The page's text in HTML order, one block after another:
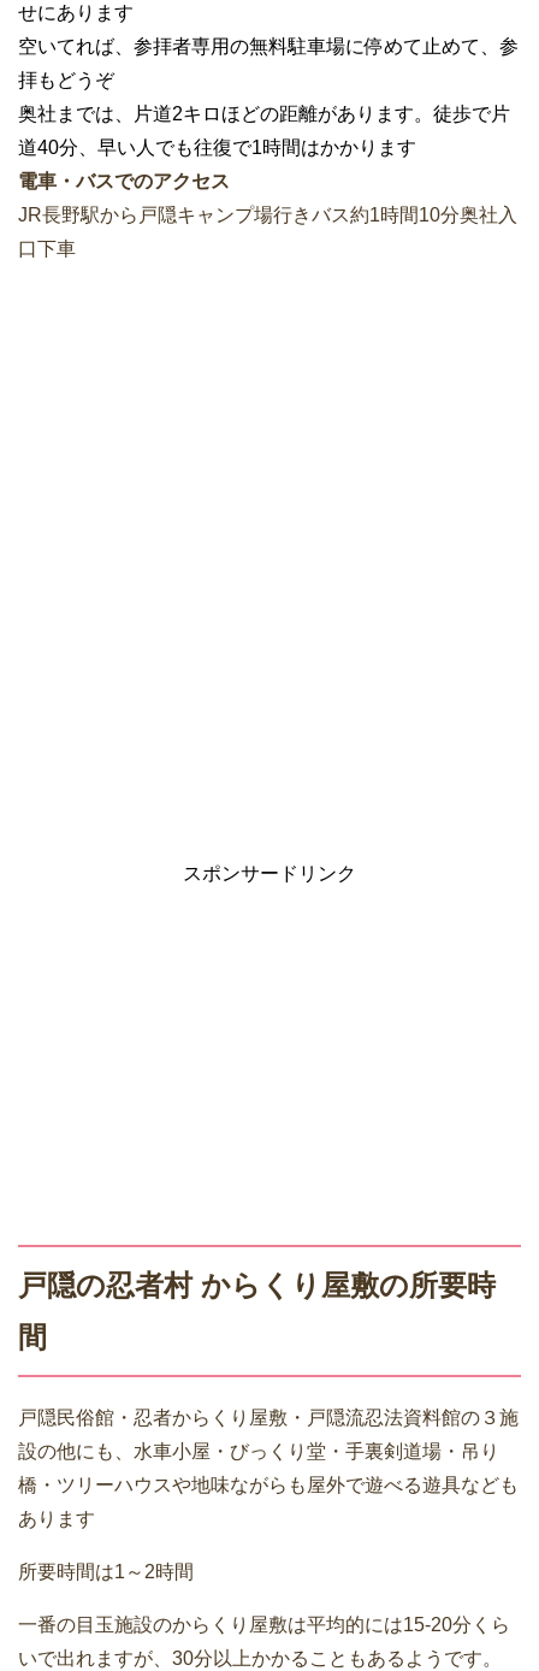
せにあります
空いてれば、参拝者専用の無料駐車場に停めて止めて、参
拝もどうぞ
奥社までは、片道2キロほどの距離があります。徒歩で片
道40分、早い人でも往復で1時間はかかります
電車・バスでのアクセス
JR長野駅から戸隠キャンプ場行きバス約1時間10分奥社入
口下車
スポンサードリンク
戸隠の忍者村 からくり屋敷の所要時
間
戸隠民俗館・忍者からくり屋敷・戸隠流忍法資料館の３施
設の他にも、水車小屋・びっくり堂・手裏剣道場・吊り
橋・ツリーハウスや地味ながらも屋外で遊べる遊具なども
あります
所要時間は1～2時間
一番の目玉施設のからくり屋敷は平均的には15-20分くら
いで出れますが、30分以上かかることもあるようです。